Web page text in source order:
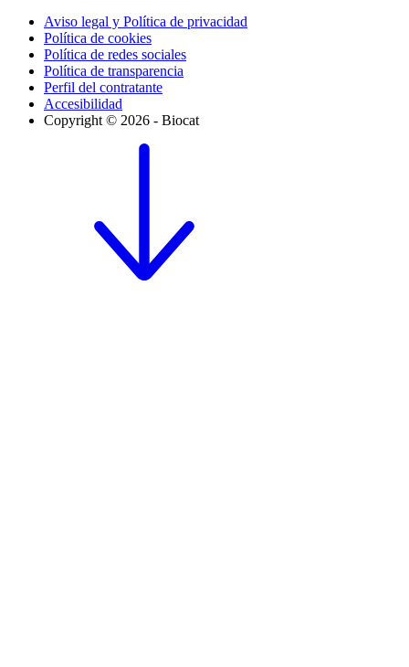
Aviso legal y Política de privacidad
Política de cookies
Política de redes sociales
Política de transparencia
Perfil del contratante
Accesibilidad
Copyright © 2026 - Biocat